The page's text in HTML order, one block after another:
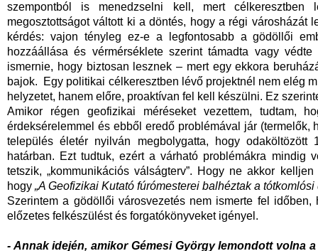
szempontból is menedzselni kell, mert
megosztottságot váltott ki a döntés, hogy a régi városházát
kérdés: vajon tényleg ez-e a legfontosabb a gödöllői
hozzáállása és vérmérséklete szerint támadta vagy
ismernie, hogy biztosan lesznek – mert egy ekkora
bajok. Egy politikai célkeresztben lévő projektnél nem elég
helyzetet, hanem előre, proaktívan fel kell készülni. Ez
Amikor régen geofizikai méréseket vezettem, tudtam,
érdeksérelemmel és ebből eredő problémával jár
település életér nyilván megbolygatta, hogy
határban. Ezt tudtuk, ezért a várható problémákra mindig
tetszik, „kommunikációs válságterv”. Hogy ne akkor
hogy „A Geofizikai Kutató fúrómesterei balhéztak a tótkomlósi
Szerintem a gödöllői városvezetés nem ismerte fel
előzetes felkészülést és forgatókönyveket igényel.
- Annak idején, amikor Gémesi György lemondott volna